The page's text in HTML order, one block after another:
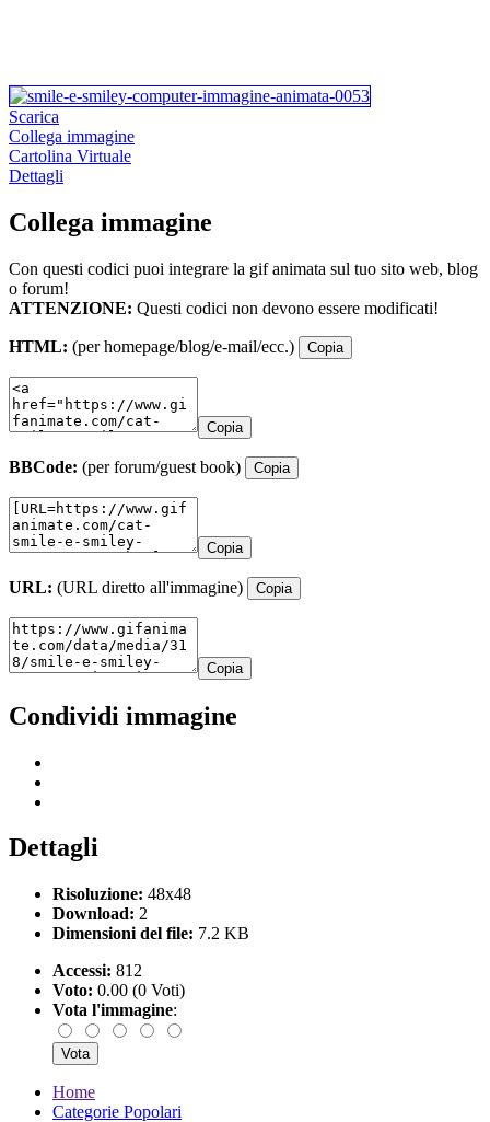
Scarica
Collega immagine
Cartolina Virtuale
Dettagli
Collega immagine
Con questi codici puoi integrare la gif animata sul tuo sito web, blog
o forum!
ATTENZIONE: Questi codici non devono essere modificati!
HTML: (per homepage/blog/e-mail/ecc.) Copia
Copia
BBCode: (per forum/guest book) Copia
Copia
URL: (URL diretto all'immagine) Copia
Copia
Condividi immagine
Dettagli
Risoluzione: 48x48
Download: 2
Dimensioni del file: 7.2 KB
Accessi: 812
Voto: 0.00 (0 Voti)
Vota l'immagine:
Home
Categorie Popolari